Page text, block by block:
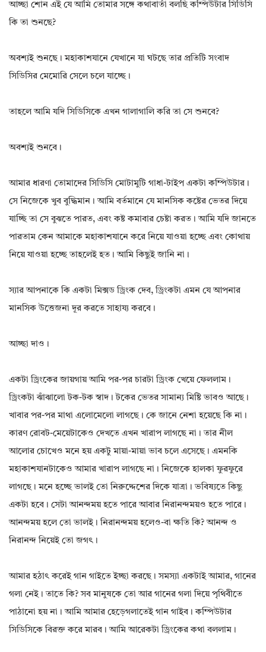
আচ্ছা শোন এই যে আমি তোমার সঙ্গে কথাবার্তা বলছি কম্পিউটার সিডিসি
কি তা শুনছে?
অবশ্যই শুনছে। মহাকাশযানে যেখানে যা ঘটছে তার প্রতিটি সংবাদ
সিডিসির মেমোরি সেলে চলে যাচ্ছে।
তাহলে আমি যদি সিডিসিকে এখন গালাগালি করি তা সে শুনবে?
অবশ্যই শুনবে।
আমার ধারণা তোমাদের সিডিসি মোটামুটি গাধা-টাইপ একটা কম্পিউটার।
সে নিজেকে খুব বুদ্ধিমান। আমি বর্তমানে যে মানসিক কষ্টের ভেতর দিয়ে
যাচ্ছি তা সে বুঝতে পারত, এবং কষ্ট কমাবার চেষ্টা করত। আমি যদি জানতে
পারতাম কেন আমাকে মহাকাশযানে করে নিয়ে যাওয়া হচ্ছে এবং কোথায়
নিয়ে যাওয়া হচ্ছে তাহলেই হত। আমি কিছুই জানি না।
স্যার আপনাকে কি একটা মিক্সড ড্রিংক দেব, ড্রিংকটা এমন যে আপনার
মানসিক উত্তেজনা দূর করতে সাহায্য করবে।
আচ্ছা দাও।
একটা ড্রিংকের জায়গায় আমি পর-পর চারটা ড্রিংক খেয়ে ফেললাম।
ড্রিংকটা ঝাঁঝালো টক-টক স্বাদ। টকের ভেতর সামান্য মিষ্টি ভাবও আছে।
খাবার পর-পর মাথা এলোমেলো লাগছে। কে জানে নেশা হয়েছে কি না।
কারণ রোবট-মেয়েটাকেও দেখতে এখন খারাপ লাগছে না। তার নীল
আলোর চোখেও মনে হয় একটু মায়া-মায়া ভাব চলে এসেছে। এমনকি
মহাকাশযানটাকেও আমার খারাপ লাগছে না। নিজেকে হালকা ফুরফুরে
লাগছে। মনে হচ্ছে ভালই তো নিরুদ্দেশের দিকে যাত্রা। ভবিষ্যতে কিছু
একটা হবে। সেটা আনন্দময় হতে পারে আবার নিরানন্দময়ও হতে পারে।
আনন্দময় হলে তো ভালই। নিরানন্দময় হলেও-বা ক্ষতি কি? আনন্দ ও
নিরানন্দ নিয়েই তো জগৎ।
আমার হঠাৎ করেই গান গাইতে ইচ্ছা করছে। সমস্যা একটাই আমার, গানের
গলা নেই। তাতে কি? সব মানুষকে তো আর গানের গলা দিয়ে পৃথিবীতে
পাঠানো হয় না। আমি আমার হেড়েগলাতেই গান গাইব। কম্পিউটার
সিডিসিকে বিরক্ত করে মারব। আমি আরেকটা ড্রিংকের কথা বললাম।